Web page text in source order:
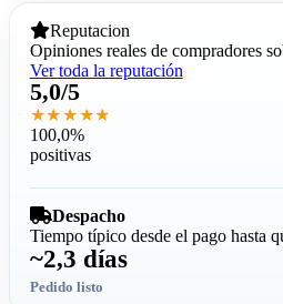
Reputacion
Opiniones reales de compradores
Ver toda la reputación
5,0/5
★★★★★
100,0%
positivas
Despacho
Tiempo típico desde el pago hasta
~2,3 días
Pedido listo